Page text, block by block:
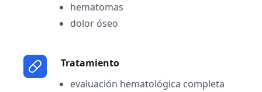
hematomas
dolor óseo
Tratamiento
evaluación hematológica completa